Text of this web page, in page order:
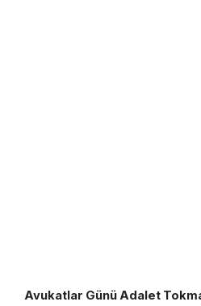
Avukatlar Günü Adalet